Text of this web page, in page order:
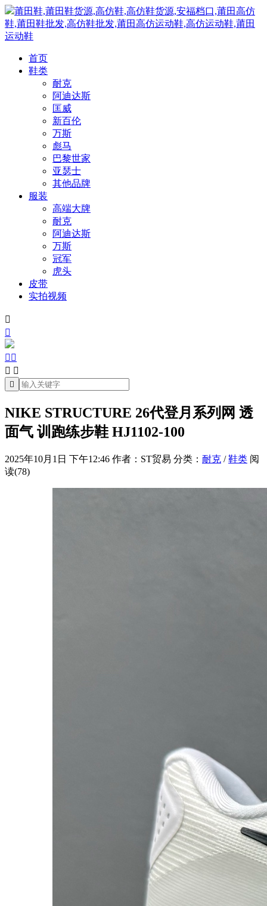
莆田鞋,莆田鞋货源,高仿鞋,高仿鞋货源,安福档口,莆田高仿
鞋,莆田鞋批发,高仿鞋批发,莆田高仿运动鞋,高仿运动鞋,莆田
运动鞋
首页
鞋类
耐克
阿迪达斯
匡威
新百伦
万斯
彪马
巴黎世家
亚瑟士
其他品牌
服装
高端大牌
耐克
阿迪达斯
万斯
冠军
虎头
皮带
实拍视频


 
 

NIKE STRUCTURE 26代登月系列网 透
面气 训跑练步鞋 HJ1102-100
2025年10月1日 下午12:46 作者：ST贸易 分类： 耐克 /鞋类 阅
读(78)